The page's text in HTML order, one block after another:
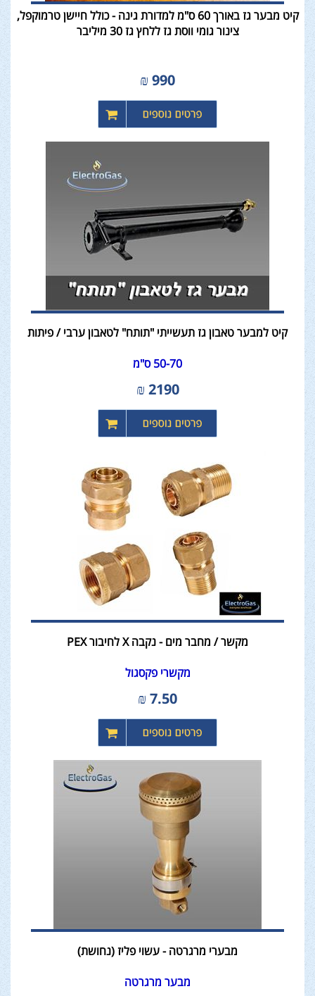
קיט מבער גז באורך 60 ס"מ למדורת גינה - כולל חיישן טרמוקפל,
צינור גומי ווסת גז ללחץ גז 30 מיליבר
990
₪
קיט למבער טאבון גז תעשייתי "תותח" לטאבון ערבי / פיתות
50-70 ס"מ
2190
₪
מקשר / מחבר מים - נקבה X לחיבור PEX
מקשרי פקסגול
7.50
₪
מבערי מרגרטה - עשוי פליז (נחושת)
מבער מרגרטה